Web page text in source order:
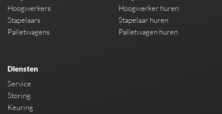
Hoogwerkers
Stapelaars
Palletwagens
Hoogwerker huren
Stapelaar huren
Palletwagen huren
Diensten
Service
Storing
Keuring